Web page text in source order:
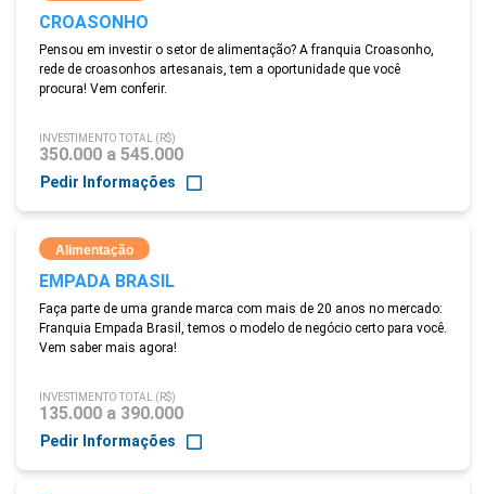
CROASONHO
Pensou em investir o setor de alimentação? A franquia Croasonho,
rede de croasonhos artesanais, tem a oportunidade que você
procura! Vem conferir.
INVESTIMENTO TOTAL (R$)
350.000 a 545.000
Pedir Informações
Alimentação
EMPADA BRASIL
Faça parte de uma grande marca com mais de 20 anos no mercado:
Franquia Empada Brasil, temos o modelo de negócio certo para você.
Vem saber mais agora!
INVESTIMENTO TOTAL (R$)
135.000 a 390.000
Pedir Informações